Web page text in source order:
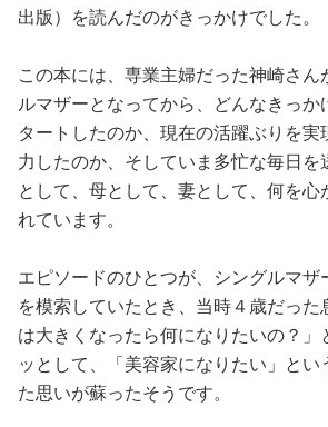
出版）を読んだのがきっかけでした。
この本には、専業主婦だった神崎さん
ルマザーとなってから、どんなきっか
タートしたのか、現在の活躍ぶりを実
力したのか、そしていま多忙な毎日を
として、母として、妻として、何を心
れています。
エピソードのひとつが、シングルマザ
を模索していたとき、当時４歳だった
は大きくなったら何になりたいの？」
ッとして、「美容家になりたい」とい
た思いが蘇ったそうです。